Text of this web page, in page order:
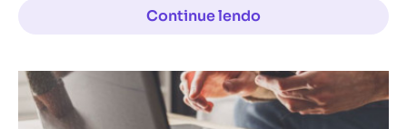
Continue lendo